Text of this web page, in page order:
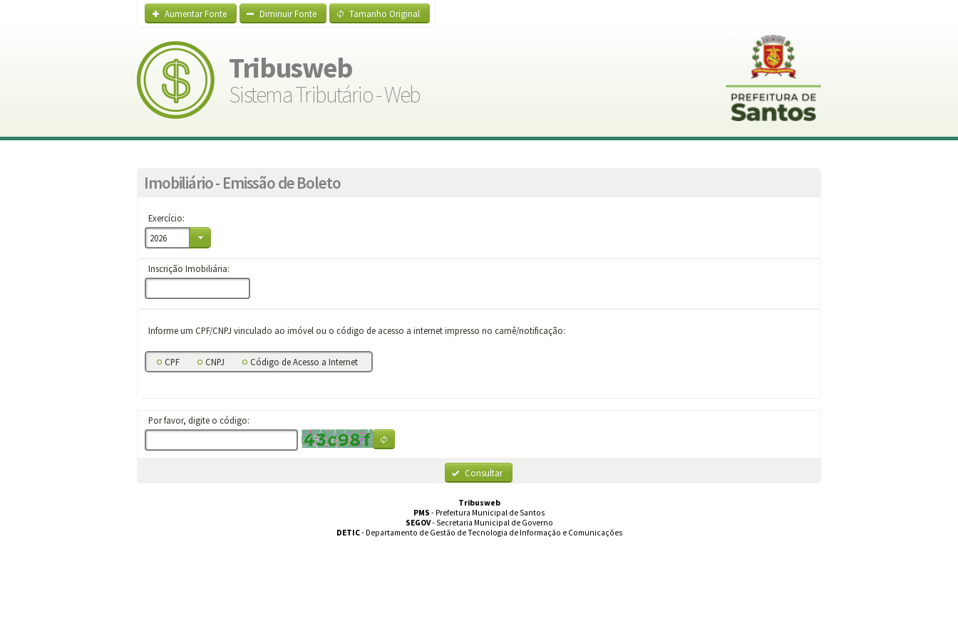
Aumentar Fonte Diminuir Fonte Tamanho Original
Tribusweb
Sistema Tributário - Web
Imobiliário - Emissão de Boleto
Exercício:
Inscrição Imobiliária:
Informe um CPF/CNPJ vinculado ao imóvel ou o código de acesso a internet impresso no carnê/notificação:
CPF CNPJ Código de Acesso a Internet
Por favor, digite o código:
Consultar
Tribusweb
PMS - Prefeitura Municipal de Santos
SEGOV- Secretaria Municipal de Governo
DETIC- Departamento de Gestão de Tecnologia de Informação e Comunicações